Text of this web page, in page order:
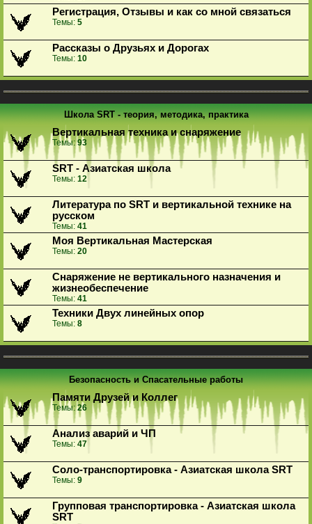
Регистрация, Отзывы и как со мной связаться
Темы: 5
Рассказы о Друзьях и Дорогах
Темы: 10
Школа SRT - теория, методика, практика
Вертикальная техника и снаряжение
Темы:93
SRT - Азиатская школа
Темы: 12
Литература по SRT и вертикальной технике на
русском
Темы: 41
Моя Вертикальная Мастерская
Темы: 20
Снаряжение не вертикального назначения и
жизнеобеспечение
Темы: 41
Техники Двух линейных опор
Темы: 8
Безопасность и Спасательные работы
Памяти Друзей и Коллег
Темы:26
Анализ аварий и ЧП
Темы: 47
Соло-транспортировка - Азиатская школа SRT
Темы: 9
Групповая транспортировка - Азиатская школа
SRT